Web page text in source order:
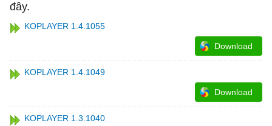
đây.
KOPLAYER 1.4.1055
Download
KOPLAYER 1.4.1049
Download
KOPLAYER 1.3.1040